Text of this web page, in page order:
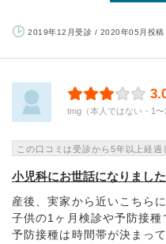
2019年12月受診 / 2020年05月投稿
tmg（本人ではない・1〜
この口コミは受診から5年以上経過
小児科にお世話になりました
産後、実家から近いこちら
子供の1ヶ月検診や予防接種
予防接種は時間帯が決まっ